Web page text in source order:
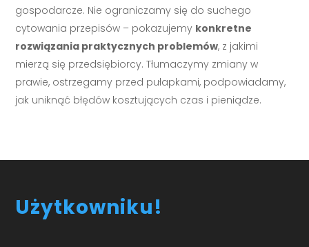
gospodarcze. Nie ograniczamy się do suchego
cytowania przepisów – pokazujemy konkretne
rozwiązania praktycznych problemów, z jakimi
mierzą się przedsiębiorcy. Tłumaczymy zmiany w
prawie, ostrzegamy przed pułapkami, podpowiadamy,
jak uniknąć błędów kosztujących czas i pieniądze.
Użytkowniku!